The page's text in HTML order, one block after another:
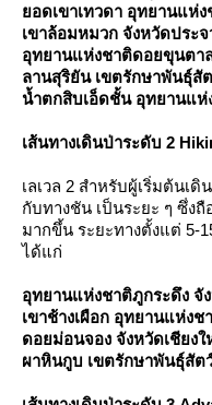
อดเขาเทวดา อุทยานแห่
เขาล้อมหมวก จังหวัดประ
อุทยานแห่งชาติดอยขุนตา
ลานสุริยัน เขตรักษาพันธุ์สั
น้ำตกสิบเอ็ดชั้น อุทยานแห่
เส้นทางเดินป่าระดับ 2
เลเวล 2 สำหรับผู้เริ่มต้นเ
กับทางชัน เป็นระยะ ๆ ซึ่ง
มากขึ้น ระยะทางตั้งแต่ 5-
ได้แก่
อุทยานแห่งชาติภูกระดึง จั
เขาช้างเผือก อุทยานแห่ง
ดอยม่อนจอง จังหวัดเชียงใ
ผาหินกูบ เขตรักษาพันธุ์สัต